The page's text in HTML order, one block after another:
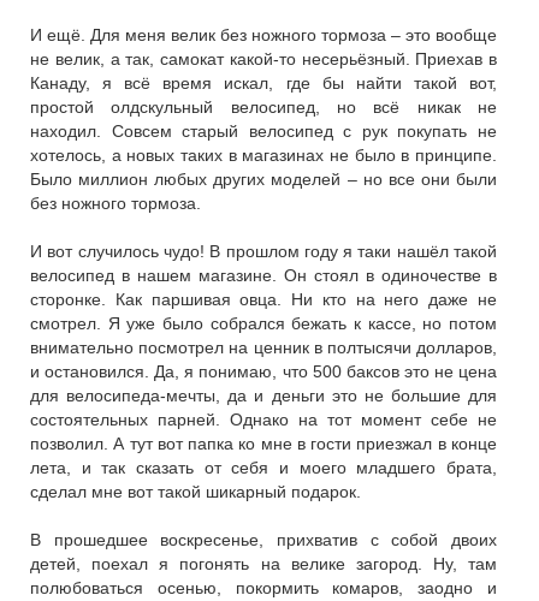
И ещё. Для меня велик без ножного тормоза – это вообще
не велик, а так, самокат какой-то несерьёзный. Приехав в
Канаду, я всё время искал, где бы найти такой вот,
простой олдскульный велосипед, но всё никак не
находил. Совсем старый велосипед с рук покупать не
хотелось, а новых таких в магазинах не было в принципе.
Было миллион любых других моделей – но все они были
без ножного тормоза.
И вот случилось чудо! В прошлом году я таки нашёл такой
велосипед в нашем магазине. Он стоял в одиночестве в
сторонке. Как паршивая овца. Ни кто на него даже не
смотрел. Я уже было собрался бежать к кассе, но потом
внимательно посмотрел на ценник в полтысячи долларов,
и остановился. Да, я понимаю, что 500 баксов это не цена
для велосипеда-мечты, да и деньги это не большие для
состоятельных парней. Однако на тот момент себе не
позволил. А тут вот папка ко мне в гости приезжал в конце
лета, и так сказать от себя и моего младшего брата,
сделал мне вот такой шикарный подарок.
В прошедшее воскресенье, прихватив с собой двоих
детей, поехал я погонять на велике загород. Ну, там
полюбоваться осенью, покормить комаров, заодно и